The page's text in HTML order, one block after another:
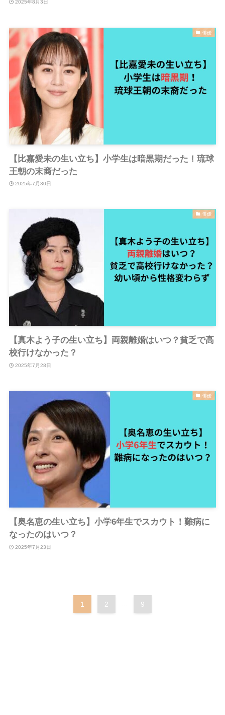
2025年8月3日
俳優
【比嘉愛未の生い立ち】小学生は暗黒期だった！琉球
王朝の末裔だった
2025年7月30日
俳優
【真木よう子の生い立ち】両親離婚はいつ？貧乏で高
校行けなかった？
2025年7月28日
俳優
【奥名恵の生い立ち】小学6年生でスカウト！難病に
なったのはいつ？
2025年7月23日
1 2 ... 9